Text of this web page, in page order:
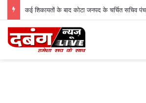
कई शिकायतों के बाद कोटा जनपद के चर्चित सचिव